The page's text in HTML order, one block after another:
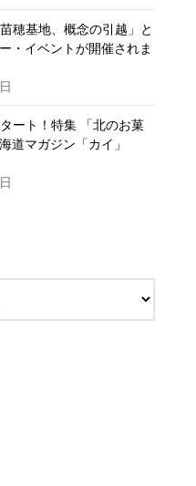
穂基地、概念の引越」と
・イベントが開催されま
ート！特集 「北のお菓
道マガジン「カイ」